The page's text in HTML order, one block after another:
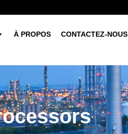
À PROPOS CONTACTEZ-NOUS